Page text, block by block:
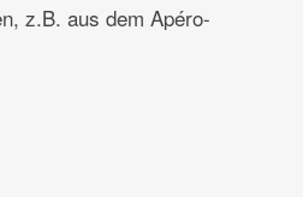
z.B. aus dem Apéro-